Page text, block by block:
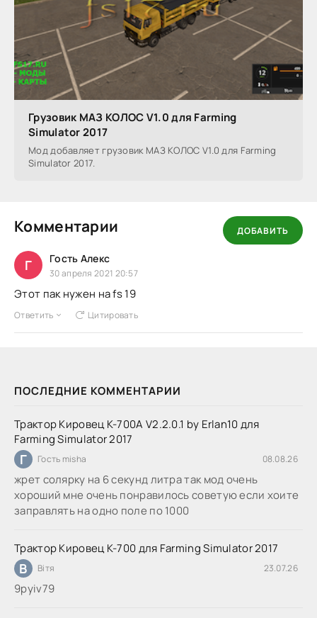
ПОСЛЕДНИЕ КОММЕНТАРИИ
Трактор Кировец К-700А V2.2.0.1 by Erlan10 для
Farming Simulator 2017
Г Гость misha 08.08.26
жрет солярку на 6 секунд литра так мод очень
хороший мне очень понравилось советую если хоите
заправлять на одно поле по 1000
Трактор Кировец К-700 для Farming Simulator 2017
В Вітя 23.07.26
9руіv79
Грузовик МАЗ КОЛОС V1.0 для Farming
Simulator 2017
Мод добавляет грузовик МАЗ КОЛОС V1.0 для Farming
Simulator 2017.
Комментарии ДОБАВИТЬ
Г Гость Алекс
30 апреля 2021 20:57
Этот пак нужен на fs 19
Ответить Цитировать